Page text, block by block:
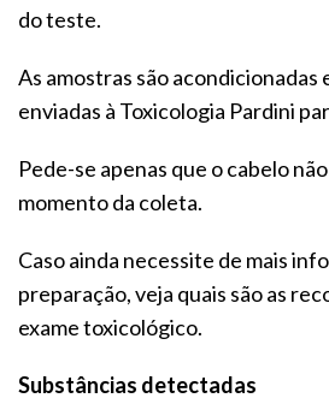
do teste.
As amostras são acondicionadas
enviadas à Toxicologia Pardini
Pede-se apenas que o cabelo
momento da coleta.
Caso ainda necessite de mais
preparação, veja quais são as
exame toxicológico.
Substâncias detectadas